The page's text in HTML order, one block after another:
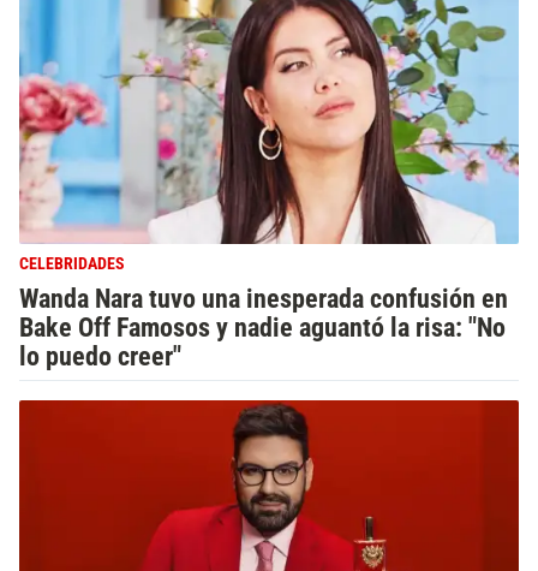
CELEBRIDADES
Wanda Nara tuvo una inesperada confusión en
Bake Off Famosos y nadie aguantó la risa: "No
lo puedo creer"